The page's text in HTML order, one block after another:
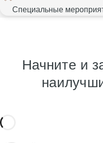
Специальные
Начните и